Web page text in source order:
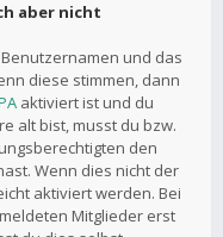
aber nicht
und das
diese stimmen, dann
aktiviert ist und du
alt bist, musst du bzw.
den
Wenn dies nicht der
aktiviert werden. Bei
Mitglieder erst